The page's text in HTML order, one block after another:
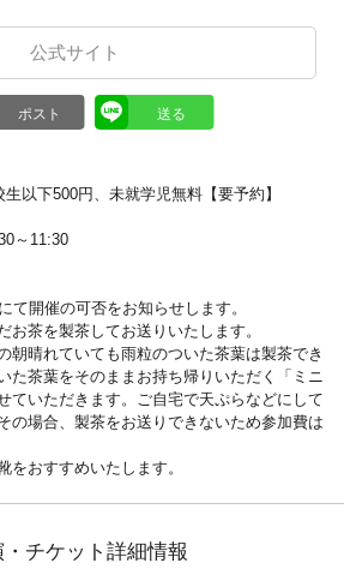
公式サイト
以下500円、未就学児無料【要予約】
～11:30
て開催の可否をお知らせします。
茶を製茶してお送りいたします。
朝晴れていても雨粒のついた茶葉は製茶でき
た茶葉をそのままお持ち帰りいただく「ミニ
ていただきます。ご自宅で天ぷらなどにして
の場合、製茶をお送りできないため参加費は
おすすめいたします。
チケット詳細情報